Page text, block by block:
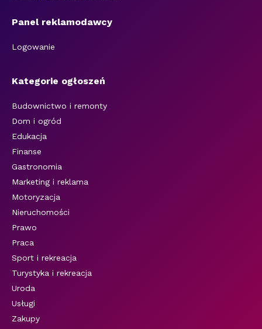
Panel reklamodawcy
Logowanie
Kategorie ogłoszeń
Budownictwo i remonty
Dom i ogród
Edukacja
Finanse
Gastronomia
Marketing i reklama
Motoryzacja
Nieruchomości
Prawo
Praca
Sport i rekreacja
Turystyka i rekreacja
Uroda
Usługi
Zakupy